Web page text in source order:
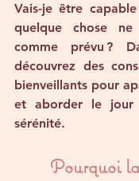
Vais-je être
quelque chose
comme prévu ?
découvrez des
bienveillants pour
et aborder le
sérénité.
Pourquoi